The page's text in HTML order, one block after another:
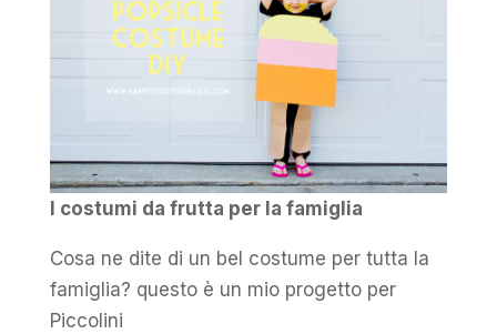
I costumi da frutta per la famiglia
Cosa ne dite di un bel costume per tutta la
famiglia? questo è un mio progetto per
Piccolini